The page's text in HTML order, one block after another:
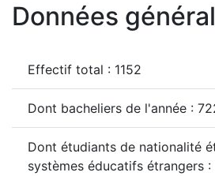
Données
Effectif total : 1152
Dont bacheliers de l'année :
Dont étudiants de nationalité
systèmes éducatifs étrangers :